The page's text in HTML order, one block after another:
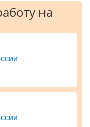
на